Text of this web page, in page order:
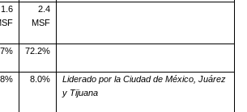
1.6
2.4
MSF
72.2%
8.0%
Liderado por la Ciudad de México, Juárez
y Tijuana